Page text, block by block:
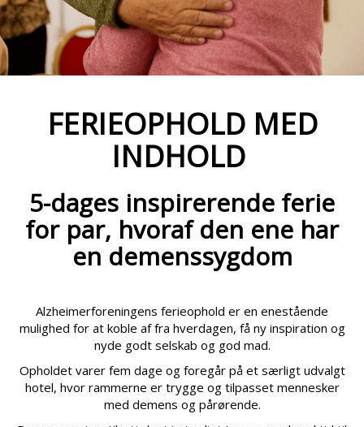
FERIEOPHOLD MED
INDHOLD
5-dages inspirerende ferie
for par, hvoraf den ene har
en demenssygdom
Alzheimerforeningens ferieophold er en enestående
mulighed for at koble af fra hverdagen, få ny inspiration og
nyde godt selskab og god mad.
Opholdet varer fem dage og foregår på et særligt udvalgt
hotel, hvor rammerne er trygge og tilpasset mennesker
med demens og pårørende.